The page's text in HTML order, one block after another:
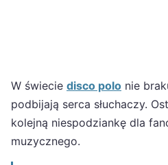
W świecie disco polo nie
podbijają serca słuchaczy.
kolejną niespodziankę dla
muzycznego.